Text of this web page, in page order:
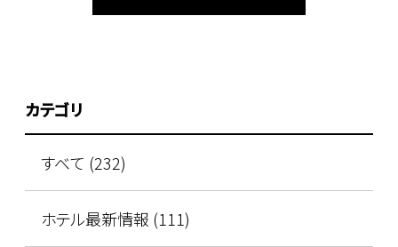
カテゴリ
すべて (232)
ホテル最新情報 (111)